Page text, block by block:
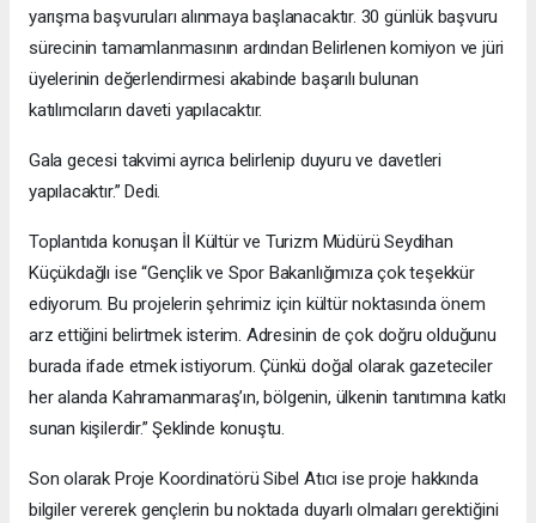
yarışma başvuruları alınmaya başlanacaktır. 30 günlük başvuru
sürecinin tamamlanmasının ardından Belirlenen komiyon ve jüri
üyelerinin değerlendirmesi akabinde başarılı bulunan
katılımcıların daveti yapılacaktır.
Gala gecesi takvimi ayrıca belirlenip duyuru ve davetleri
yapılacaktır.” Dedi.
Toplantıda konuşan İl Kültür ve Turizm Müdürü Seydihan
Küçükdağlı ise “Gençlik ve Spor Bakanlığımıza çok teşekkür
ediyorum. Bu projelerin şehrimiz için kültür noktasında önem
arz ettiğini belirtmek isterim. Adresinin de çok doğru olduğunu
burada ifade etmek istiyorum. Çünkü doğal olarak gazeteciler
her alanda Kahramanmaraş’ın, bölgenin, ülkenin tanıtımına katkı
sunan kişilerdir.” Şeklinde konuştu.
Son olarak Proje Koordinatörü Sibel Atıcı ise proje hakkında
bilgiler vererek gençlerin bu noktada duyarlı olmaları gerektiğini